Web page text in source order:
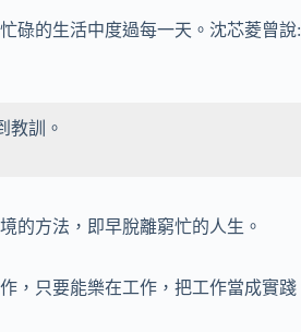
碌的生活中度過每一天。沈芯菱曾說:
教訓。
的方法，即早脫離窮忙的人生。
，只要能樂在工作，把工作當成實踐